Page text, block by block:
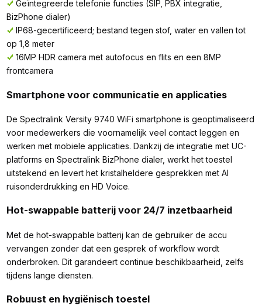
Geïntegreerde telefonie functies (SIP, PBX integratie,
BizPhone dialer)
IP68-gecertificeerd; bestand tegen stof, water en vallen tot
op 1,8 meter
16MP HDR camera met autofocus en flits en een 8MP
frontcamera
Smartphone voor communicatie en applicaties
De Spectralink Versity 9740 WiFi smartphone is geoptimaliseerd
voor medewerkers die voornamelijk veel contact leggen en
werken met mobiele applicaties. Dankzij de integratie met UC-
platforms en Spectralink BizPhone dialer, werkt het toestel
uitstekend en levert het kristalheldere gesprekken met AI
ruisonderdrukking en HD Voice.
Hot-swappable batterij voor 24/7 inzetbaarheid
Met de hot-swappable batterij kan de gebruiker de accu
vervangen zonder dat een gesprek of workflow wordt
onderbroken. Dit garandeert continue beschikbaarheid, zelfs
tijdens lange diensten.
Robuust en hygiënisch toestel